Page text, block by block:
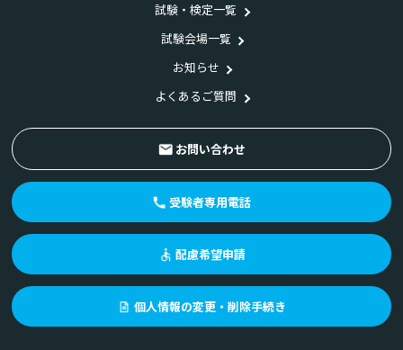
試験・検定一覧
試験会場一覧
お知らせ
よくあるご質問
お問い合わせ
受験者専用電話
配慮希望申請
個人情報の変更・削除手続き